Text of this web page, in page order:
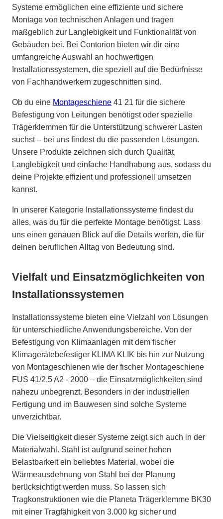
Systeme ermöglichen eine effiziente und sichere
Montage von technischen Anlagen und tragen
maßgeblich zur Langlebigkeit und Funktionalität von
Gebäuden bei. Bei Contorion bieten wir dir eine
umfangreiche Auswahl an hochwertigen
Installationssystemen, die speziell auf die Bedürfnisse
von Fachhandwerkern zugeschnitten sind.
Ob du eine Montageschiene 41 21 für die sichere
Befestigung von Leitungen benötigst oder spezielle
Trägerklemmen für die Unterstützung schwerer Lasten
suchst – bei uns findest du die passenden Lösungen.
Unsere Produkte zeichnen sich durch Qualität,
Langlebigkeit und einfache Handhabung aus, sodass du
deine Projekte effizient und professionell umsetzen
kannst.
In unserer Kategorie Installationssysteme findest du
alles, was du für die perfekte Montage benötigst. Lass
uns einen genauen Blick auf die Details werfen, die für
deinen beruflichen Alltag von Bedeutung sind.
Vielfalt und Einsatzmöglichkeiten von
Installationssystemen
Installationssysteme bieten eine Vielzahl von Lösungen
für unterschiedliche Anwendungsbereiche. Von der
Befestigung von Klimaanlagen mit dem fischer
Klimagerätebefestiger KLIMA KLIK bis hin zur Nutzung
von Montageschienen wie der fischer Montageschiene
FUS 41/2,5 A2 - 2000 – die Einsatzmöglichkeiten sind
nahezu unbegrenzt. Besonders in der industriellen
Fertigung und im Bauwesen sind solche Systeme
unverzichtbar.
Die Vielseitigkeit dieser Systeme zeigt sich auch in der
Materialwahl. Stahl ist aufgrund seiner hohen
Belastbarkeit ein beliebtes Material, wobei die
Wärmeausdehnung von Stahl bei der Planung
berücksichtigt werden muss. So lassen sich
Tragkonstruktionen wie die Planeta Trägerklemme BK30
mit einer Tragfähigkeit von 3.000 kg sicher und